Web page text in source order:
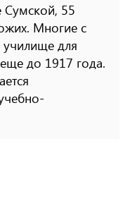
Сумской, 55
Многие с
училище для
до 1917 года.